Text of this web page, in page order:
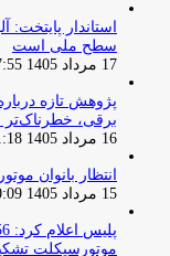
استاندار پایتخت:
سطح ملی است
17 مرداد 1405 17:55
پژوهش تازه
برقی،
16 مرداد 1405 21:18
انتظار بانوان
15 مرداد 1405 20:09
موتورسیکلت